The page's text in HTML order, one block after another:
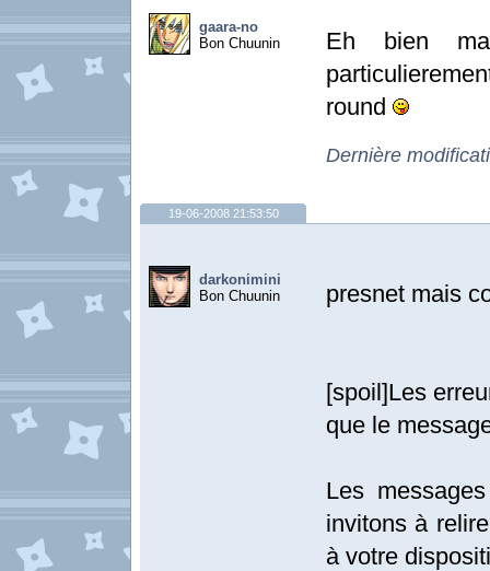
gaara-no
Bon Chuunin
Eh bien
round
Dernière
19-06-2008 21:53:50
darkonimini
Bon Chuunin
presnet mais
[spoil]Les
que le
Les
invitons à
à votre